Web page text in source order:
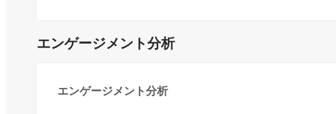
エンゲージメント分析
エンゲージメント分析